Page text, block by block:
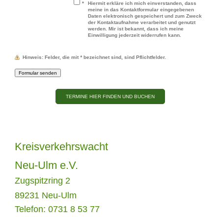
*
Hiermit erkläre ich mich einverstanden, dass
meine in das Kontaktformular eingegebenen
Daten elektronisch gespeichert und zum Zweck
der Kontaktaufnahme verarbeitet und genutzt
werden. Mir ist bekannt, dass ich meine
Einwilligung jederzeit widerrufen kann.
Hinweis : Felder, die mit * bezeichnet sind, sind Pflichtfelder.
TERMINE HIER FINDEN UND BUCHEN
Kreisverkehrswacht
Neu-Ulm e.V.
Zugspitzring 2
89231 Neu-Ulm
Telefon: 0731 8 53 77